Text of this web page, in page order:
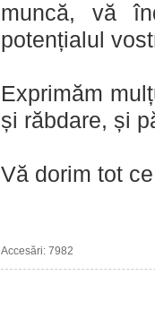
muncă, vă
potențialul
Exprimăm
și răbdare, și
Vă dorim tot
Accesări: 7982